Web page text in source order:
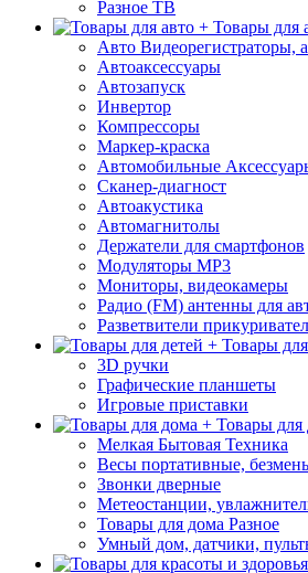
Разное ТВ
Товары для
Авто Видеорегистраторы,
Автоаксессуары
Автозапуск
Инвертор
Компрессоры
Маркер-краска
Автомобильные
Сканер-диагност
Автоакустика
Автомагнитолы
Держатели для смартфонов
Модуляторы МР3
Мониторы, видеокамеры
Радио (FM) антенны для
Разветвители
Товары
3D ручки
Графические планшеты
Игровые приставки
Товары для
Мелкая Бытовая Техника
Весы портативные,
Звонки дверные
Метеостанции,
Товары для дома Разное
Умный дом, датчики,